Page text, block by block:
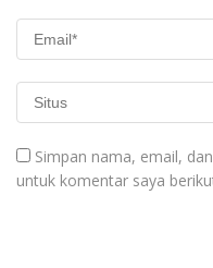
Simpan nama, email,
untuk komentar saya